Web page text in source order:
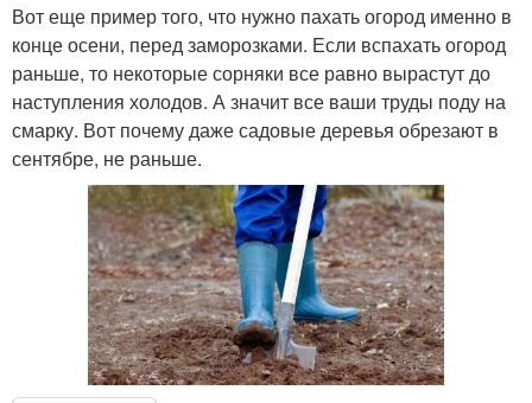
Вот еще пример того, что нужно пахать огород именно в
конце осени, перед заморозками. Если вспахать огород
раньше, то некоторые сорняки все равно вырастут до
наступления холодов. А значит все ваши труды поду на
смарку. Вот почему даже садовые деревья обрезают в
сентябре, не раньше.